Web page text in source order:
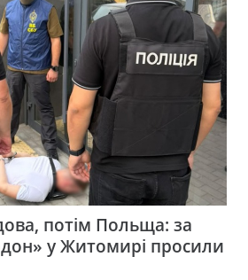
потім Польща: за
у Житомирі просили